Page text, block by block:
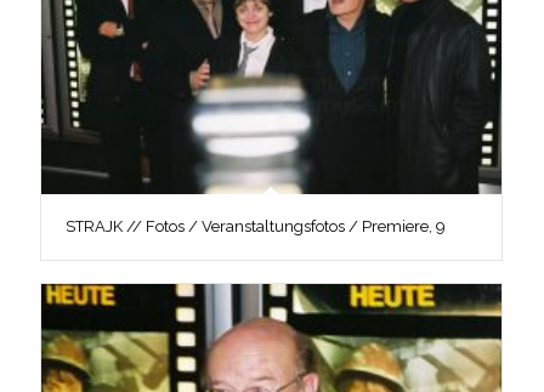
STRAJK // Fotos / Veranstaltungsfotos / Premiere, 9